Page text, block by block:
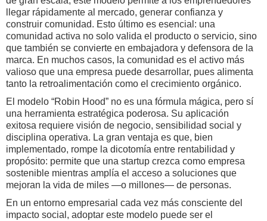
llegar rápidamente al mercado, generar confianza y
construir comunidad. Esto último es esencial: una
comunidad activa no solo valida el producto o servicio, sino
que también se convierte en embajadora y defensora de la
marca. En muchos casos, la comunidad es el activo más
valioso que una empresa puede desarrollar, pues alimenta
tanto la retroalimentación como el crecimiento orgánico.
El modelo “Robin Hood” no es una fórmula mágica, pero sí
una herramienta estratégica poderosa. Su aplicación
exitosa requiere visión de negocio, sensibilidad social y
disciplina operativa. La gran ventaja es que, bien
implementado, rompe la dicotomía entre rentabilidad y
propósito: permite que una startup crezca como empresa
sostenible mientras amplía el acceso a soluciones que
mejoran la vida de miles —o millones— de personas.
En un entorno empresarial cada vez más consciente del
impacto social, adoptar este modelo puede ser el